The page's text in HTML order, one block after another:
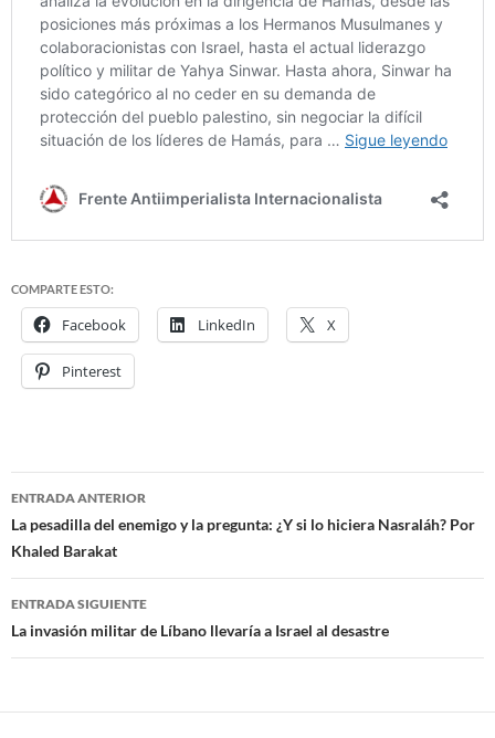
COMPARTE ESTO:
Facebook LinkedIn X
Pinterest
Navegación
de
entradas
ENTRADA ANTERIOR
La pesadilla del enemigo y la pregunta: ¿Y si lo hiciera Nasraláh? Por
Khaled Barakat
ENTRADA SIGUIENTE
La invasión militar de Líbano llevaría a Israel al desastre